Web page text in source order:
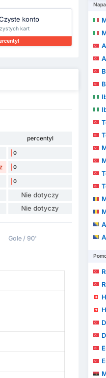
konto
kart
percentyl
0
0
0
Nie dotyczy
Nie dotyczy
Gole / 90'